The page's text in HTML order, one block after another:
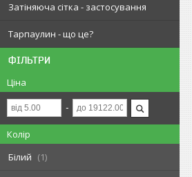
Затіняюча сітка - застосування
Тарпаулин - що це?
ФІЛЬТРИ
Ціна
Колір
Білий
1